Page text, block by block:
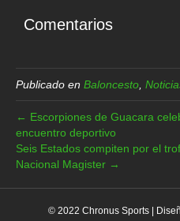
Comentarios
Publicado en Baloncesto
← Escorpiones de Guacara
encuentro deportivo
Seis Estados compiten por el
Nacional Magister →
© 2022 Chronus Sports |